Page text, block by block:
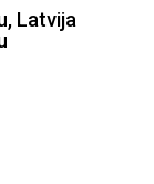
Latvija